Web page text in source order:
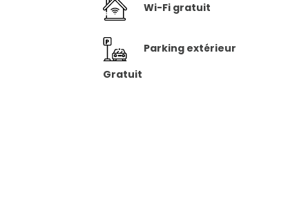
Wi-Fi gratuit
Parking extérieur
Gratuit